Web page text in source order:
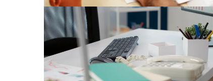
automatyzację
branży dźwignicowej.
nowe rozwiązania,
wydajność i
produkcyjnych.